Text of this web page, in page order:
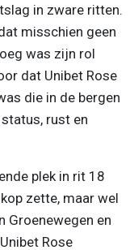
in zware ritten.
misschien geen
was zijn rol
dat Unibet Rose
die in de bergen
rust en
plek in rit 18
zette, maar wel
Groenewegen en
Rose